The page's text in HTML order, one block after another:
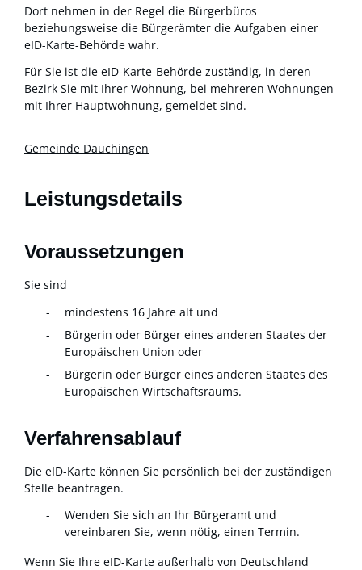
Dort nehmen in der Regel die Bürgerbüros
beziehungsweise die Bürgerämter die Aufgaben einer
eID-Karte-Behörde wahr.
Für Sie ist die eID-Karte-Behörde zuständig, in deren
Bezirk Sie mit Ihrer Wohnung, bei mehreren Wohnungen
mit Ihrer Hauptwohnung, gemeldet sind.
Gemeinde Dauchingen
Leistungsdetails
Voraussetzungen
Sie sind
mindestens 16 Jahre alt und
Bürgerin oder Bürger eines anderen Staates der
Europäischen Union oder
Bürgerin oder Bürger eines anderen Staates des
Europäischen Wirtschaftsraums.
Verfahrensablauf
Die eID-Karte können Sie persönlich bei der zuständigen
Stelle beantragen.
Wenden Sie sich an Ihr Bürgeramt und
vereinbaren Sie, wenn nötig, einen Termin.
Wenn Sie Ihre eID-Karte außerhalb von Deutschland